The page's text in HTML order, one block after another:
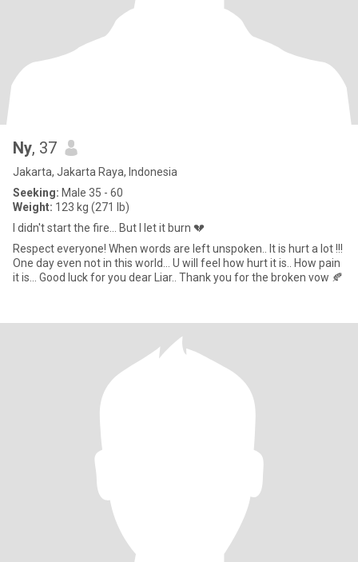
Ny, 37
Jakarta, Jakarta Raya, Indonesia
Seeking: Male 35 - 60
Weight: 123 kg (271 lb)
I didn't start the fire... But I let it burn 💔
Respect everyone! When words are left unspoken.. It is hurt a lot !!!
One day even not in this world... U will feel how hurt it is.. How pain
it is... Good luck for you dear Liar.. Thank you for the broken vow 🍂